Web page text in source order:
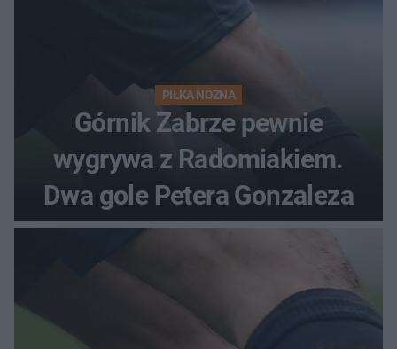
PIŁKA NOŻNA
Górnik Zabrze pewnie
wygrywa z Radomiakiem.
Dwa gole Petera Gonzaleza